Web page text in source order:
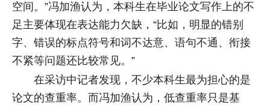
空间。”冯加渔认为，本科生在毕业论文写作上的不
足主要体现在表达能力欠缺，“比如，明显的错别
字、错误的标点符号和词不达意、语句不通、衔接
不紧等问题还比较常见。”
在采访中记者发现，不少本科生最为担心的是
论文的查重率。而冯加渔认为，低查重率只是基